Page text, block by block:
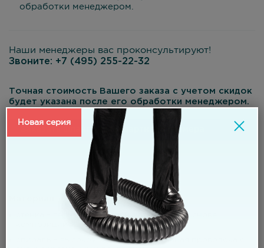
стенка – термопластичный материал на основе
композиции из искусственной резины;
спираль – высокоуглеродистая стальная проволока с
обработки менеджером.
Наши менеджеры вас проконсультируют!
Звоните: +7 (495) 255-22-32
Точная стоимость Вашего заказа с учетом скидок
будет указана после его обработки менеджером.
Заказать шланг нестандартного размера
Новая серия